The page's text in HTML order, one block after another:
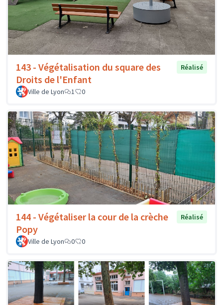
143 - Végétalisation du square des
Droits de l'Enfant
Réalisé
Ville de Lyon 1 0
144 - Végétaliser la cour de la crèche
Popy
Réalisé
Ville de Lyon 0 0